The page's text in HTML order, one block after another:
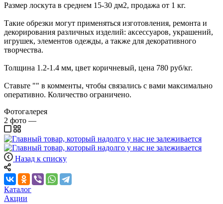
Размер лоскута в среднем 15-30 дм2, продажа от 1 кг.
Такие обрезки могут применяться изготовления, ремонта и
декорирования различных изделий: аксессуаров, украшений,
игрушек, элементов одежды, а также для декоративного
творчества.
Толщина 1.2-1.4 мм, цвет коричневый, цена 780 руб/кг.
Ставьте "" в комменты, чтобы связались с вами максимально
оперативно. Количество ограничено.
Фотогалерея
2 фото —
Назад к списку
Каталог
Акции